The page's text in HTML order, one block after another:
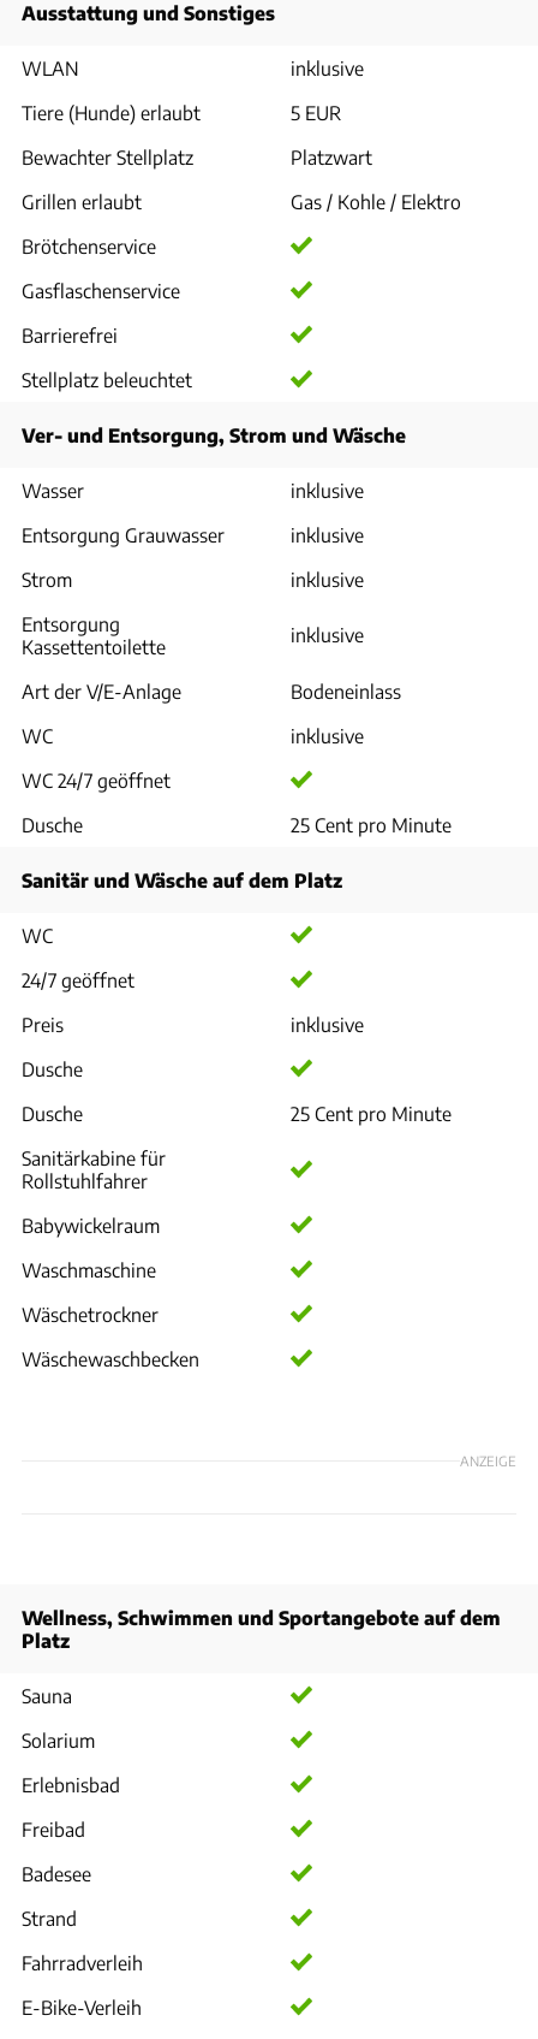
Ausstattung und Sonstiges
WLAN
inklusive
Tiere (Hunde) erlaubt
5 EUR
Bewachter Stellplatz
Platzwart
Grillen erlaubt
Gas / Kohle / Elektro
Brötchenservice
Gasflaschenservice
Barrierefrei
Stellplatz beleuchtet
Ver- und Entsorgung, Strom und Wäsche
Wasser
inklusive
Entsorgung Grauwasser
inklusive
Strom
inklusive
Entsorgung
Kassettentoilette
inklusive
Art der V/E-Anlage
Bodeneinlass
WC
inklusive
WC 24/7 geöffnet
Dusche
25 Cent pro Minute
Sanitär und Wäsche auf dem Platz
WC
24/7 geöffnet
Preis
inklusive
Dusche
Dusche
25 Cent pro Minute
Sanitärkabine für
Rollstuhlfahrer
Babywickelraum
Waschmaschine
Wäschetrockner
Wäschewaschbecken
ANZEIGE
Wellness, Schwimmen und Sportangebote auf dem
Platz
Sauna
Solarium
Erlebnisbad
Freibad
Badesee
Strand
Fahrradverleih
E-Bike-Verleih